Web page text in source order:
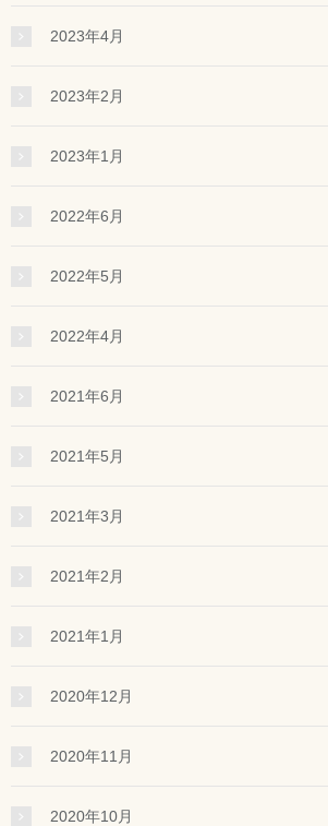
2023年4月
2023年2月
2023年1月
2022年6月
2022年5月
2022年4月
2021年6月
2021年5月
2021年3月
2021年2月
2021年1月
2020年12月
2020年11月
2020年10月